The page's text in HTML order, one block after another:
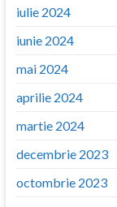
iulie 2024
iunie 2024
mai 2024
aprilie 2024
martie 2024
decembrie 2023
octombrie 2023